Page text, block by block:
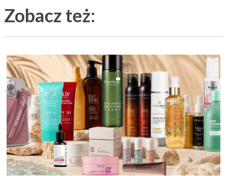
Zobacz też: